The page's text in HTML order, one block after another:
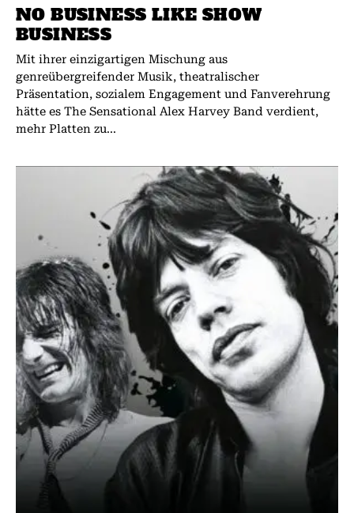
NO BUSINESS LIKE SHOW
BUSINESS
Mit ihrer einzigartigen Mischung aus
genreübergreifender Musik, theatralischer
Präsentation, sozialem Engagement und Fanverehrung
hätte es The Sensational Alex Harvey Band verdient,
mehr Platten zu...